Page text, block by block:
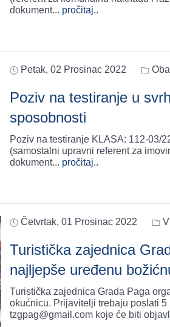
dokument... pročitaj..
Petak, 02 Prosinac 2022
Poziv na testiranje u
sposobnosti
Poziv na testiranje KLASA: 112-03/
(samostalni upravni referent za
dokument... pročitaj..
Četvrtak, 01 Prosinac 2022
Turistička zajednica
najljepše uređenu
Turistička zajednica Grada Paga
okućnicu. Prijavitelji trebaju poslati 5
tzgpag@gmail.com koje će biti